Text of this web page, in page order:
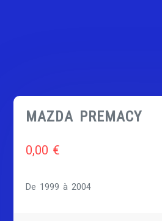
MAZDA PREMACY
0,00 €
De 1999 à 2004